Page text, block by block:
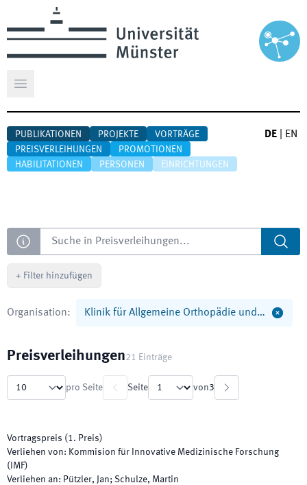
Hauptmenü öffnen
PUBLIKATIONEN PROJEKTE
VORTRÄGE
PREISVERLEIHUNGEN
PROMOTIONEN
HABILITATIONEN
PERSONEN EINRICHTUNGEN
DE EN
Suche
+ Filter hinzufügen
Organisation: Klinik für Allgemeine Orthopädie und…
Preisverleihungen21 Einträge
pro Seite Seite von3
Vortragspreis (1. Preis)
Verliehen von: Kommision für Innovative Medizinische Forschung
(IMF)
Verliehen an: Pützler, Jan; Schulze, Martin